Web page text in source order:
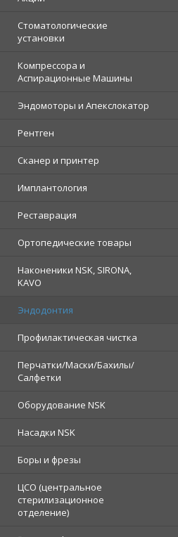
Стоматологические
установки
Компрессора и
Аспирационные Машины
Эндомоторы и Апекслокатор
Рентген
Сканер и принтер
Имплантология
Реставрация
Ортопедические товары
Наконеники NSK, SIRONA,
KAVO
Эндодонтия
Профилактическая чистка
Перчатки/Маски/Бахилы/
Салфетки
Оборудование NSK
Насадки NSK
Боры и фрезы
ЦСО (центральное
стерилизационное
отделение)